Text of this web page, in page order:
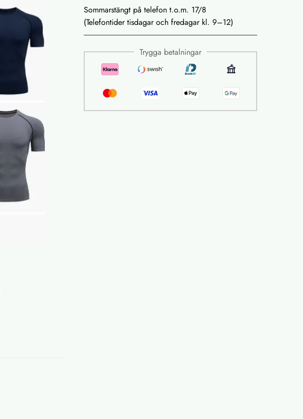
Sommarstängt på telefon t.o.m. 17/8
(Telefontider tisdagar och fredagar kl. 9–12)
Trygga betalningar